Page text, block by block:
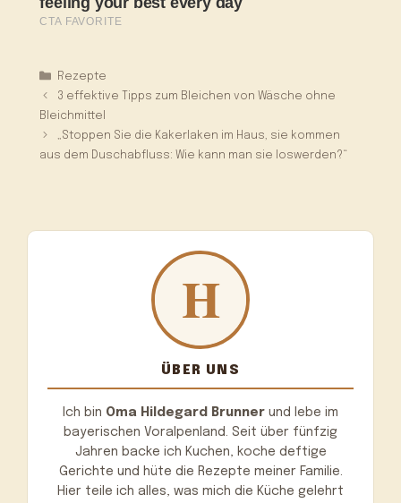
Kategorien
Rezepte
3 effektive Tipps zum Bleichen von Wäsche ohne
Bleichmittel
„Stoppen Sie die Kakerlaken im Haus, sie kommen
aus dem Duschabfluss: Wie kann man sie loswerden?“
ÜBER UNS
Ich bin Oma Hildegard Brunner und lebe im
bayerischen Voralpenland. Seit über fünfzig
Jahren backe ich Kuchen, koche deftige
Gerichte und hüte die Rezepte meiner Familie.
Hier teile ich alles, was mich die Küche gelehrt